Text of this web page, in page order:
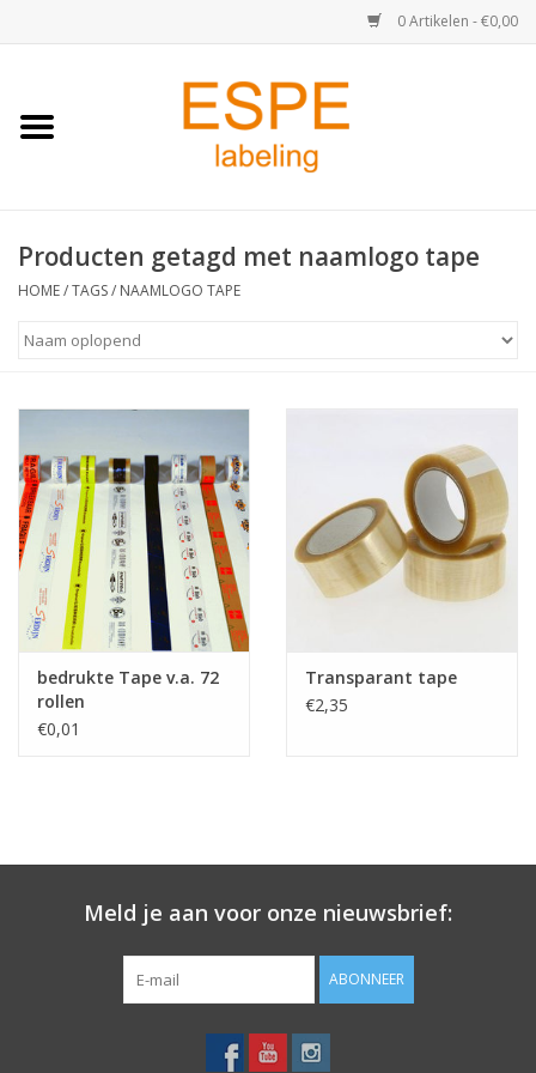
0 Artikelen - €0,00
Home
Retail
Kassa & Pinrollen
Verzend-etiketten
Merken
Producten getagd met naamlogo tape
HOME/TAGS/ NAAMLOGO TAPE
bedrukte Tape v.a. 72
rollen
€0,01
Transparant tape
€2,35
Meld je aan voor onze nieuwsbrief:
ABONNEER